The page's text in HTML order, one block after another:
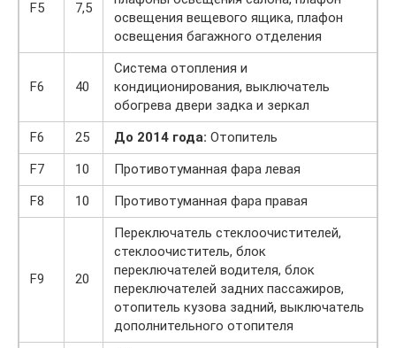
F5 7,5
освещения вещевого ящика, плафон
освещения багажного отделения
F6 40
Система отопления и
кондиционирования, выключатель
обогрева двери задка и зеркал
F6
25 До 2014 года: Отопитель
F7
10
Противотуманная фара левая
F8
10 Противотуманная фара правая
F9 20
Переключатель стеклоочистителей,
стеклоочиститель, блок
переключателей водителя, блок
переключателей задних пассажиров,
отопитель кузова задний, выключатель
дополнительного отопителя